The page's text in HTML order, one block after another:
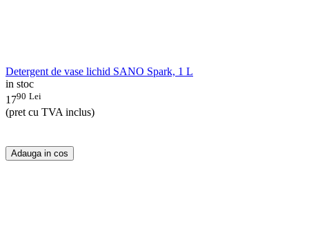
Detergent de vase lichid SANO Spark, 1 L
in stoc
1790 Lei
(pret cu TVA inclus)
Adauga in cos